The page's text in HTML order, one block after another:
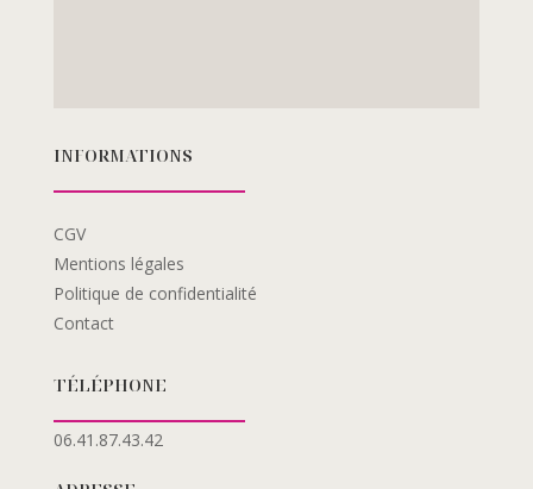
INFORMATIONS
CGV
Mentions légales
Politique de confidentialité
Contact
TÉLÉPHONE
06.41.87.43.42